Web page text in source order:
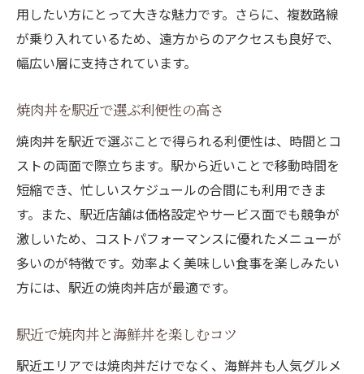
用したい方にとって大きな魅力です。さらに、複数路線
が乗り入れているため、遠方からのアクセスも良好で、
幅広い層に支持されています。
焼肉丼を駅近で選ぶ利便性の高さ
焼肉丼を駅近で選ぶことで得られる利便性は、時間とコ
ストの両面で際立ちます。駅から近いことで移動時間を
短縮でき、忙しいスケジュールの合間にも利用できま
す。また、駅近店舗は価格設定やサービス面でも競争が
激しいため、コストパフォーマンスに優れたメニューが
多いのが特徴です。効率よく美味しい食事を楽しみたい
方には、駅近の焼肉丼店が最適です。
駅近で焼肉丼と海鮮丼を楽しむコツ
駅近エリアでは焼肉丼だけでなく、海鮮丼も人気グルメ